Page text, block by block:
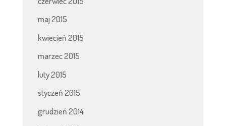
maj 2015
kwiecień 2015
marzec 2015
luty 2015
styczeń 2015
grudzień 2014